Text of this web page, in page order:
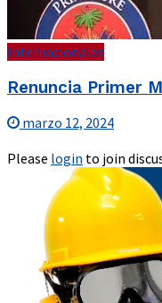
Internacionales
Renuncia Primer
marzo 12, 2024
Please login to join